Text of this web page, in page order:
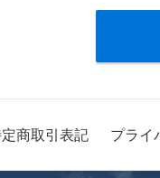
商取引表記 プライ